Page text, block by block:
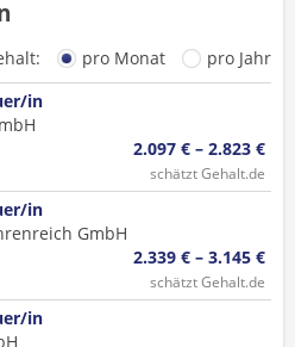
pro Monat
pro Jahr
in
2.097 € – 2.823 €
schätzt Gehalt.de
in
GmbH
2.339 € – 3.145 €
schätzt Gehalt.de
in